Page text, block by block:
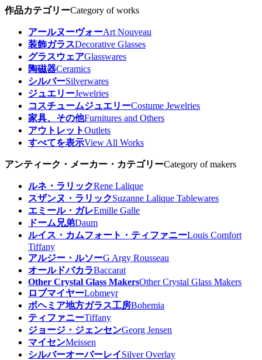
作品カテゴリーCategory of works
アールヌーヴォーArt Nouveau
装飾ガラスDecorative Glasses
グラスウェアGlasswares
陶磁器Ceramics
シルバーSilverwares
ジュエリーJewelries
コスチュームジュエリーCostume Jewelries
家具、その他Furnitures and Others
アウトレットOutlets
すべてを表示View All Works
アンティーク・メーカー・カテゴリーCategory of makers
ルネ・ラリックRene Lalique
スザンヌ・ラリックSuzanne Lalique Tablewares
エミール・ガレEmille Galle
ドーム兄弟Daum
ルイス・カムフォート・ティファニーLouis Comfort
Tiffany
アルジー・ルソーG Argy Rousseau
オールドバカラBaccarat
Other Crystal Glass MakersOther Crystal Glass Makers
ロブマイヤーLobmeyr
ボヘミア地方ガラス工房Bohemia
ティファニーTiffany
ジョージ・ジェンセンGeorg Jensen
マイセンMeissen
シルバーオーバーレイSilver Overlay